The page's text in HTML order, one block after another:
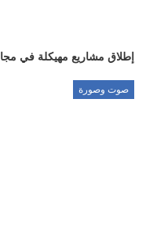
إطلاق مشاريع مهيكلة في
صوت وصورة